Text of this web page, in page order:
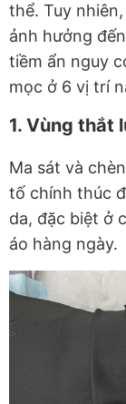
thể. Tuy
ảnh hưởng
tiềm ẩn nguy
mọc ở 6 vị trí
1. Vùng thắt
Ma sát và
tố chính thúc
da, đặc biệt ở
áo hàng ngày.